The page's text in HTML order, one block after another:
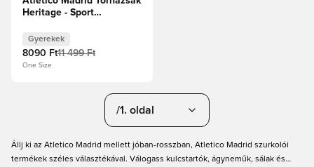
Heritage - Sport
Gyerekek
8090 Ft11 499 Ft
One Size
/1. oldal
Állj ki az Atletico Madrid mellett jóban-rosszban, Atletico Madrid szurkolói
termékek széles választékával. Válogass kulcstartók, ágyneműk, sálak és